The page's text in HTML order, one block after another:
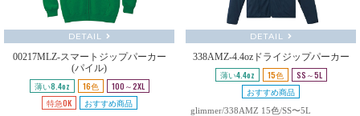
DETAIL
00217MLZ-スマートジップパーカー
(パイル)
薄い8.4oz 16色
100～2XL
特急OK
おすすめ商品
DETAIL
338AMZ-4.4ozドライジップパーカー
薄い4.4oz 15色
SS～5L
おすすめ商品
glimmer/338AMZ 15色/SS〜5L